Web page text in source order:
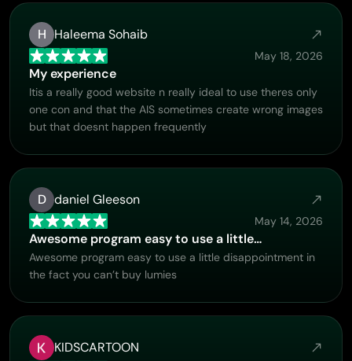
H Haleema Sohaib
May 18, 2026
My experience
Itis a really good website n really ideal to use theres only
one con and that the AIS sometimes create wrong images
but that doesnt happen frequently
D daniel Gleeson
May 14, 2026
Awesome program easy to use a little…
Awesome program easy to use a little disappointment in
the fact you can’t buy lumies
KIDSCARTOON